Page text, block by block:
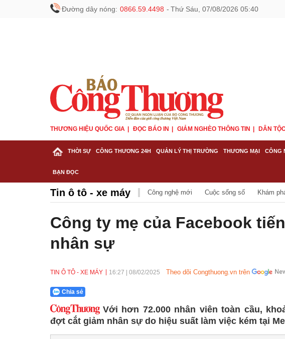
Đường dây nóng: 0866.59.4498 - Thứ Sáu, 07/08/2026 05:40
THƯƠNG HIỆU QUỐC GIA ĐỌC BÁO IN GIẢM NGHÈO THÔNG TIN DÂN
THỜI SỰ CÔNG THƯƠNG 24H QUẢN LÝ THỊ TRƯỜNG THƯƠNG MẠI CÔNG
BẠN ĐỌC
Tin ô tô - xe máy Công nghệ mới Cuộc sống số Khám
Công ty mẹ của Facebook
nhân sự
TIN Ô TÔ - XE MÁY 16:27 08/02/2025 Theo dõi Congthuong.vn trên
Chia sẻ
Với hơn 72.000 nhân viên toàn cầu,
đợt cắt giảm nhân sự do hiệu suất làm việc kém tại